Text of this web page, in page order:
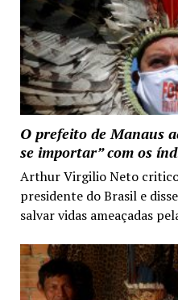
O prefeito de Manaus
se importar” com os
Arthur Virgilio Neto
presidente do Brasil e
salvar vidas ameaçadas